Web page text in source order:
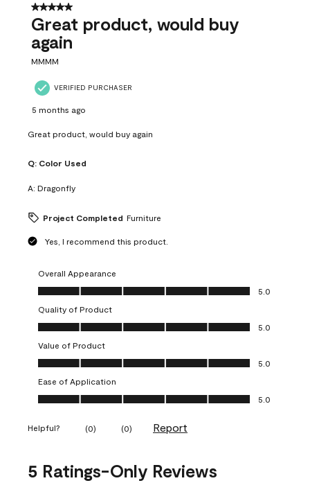
5 out of 5 stars.
Great product, would buy
again
MMMM
VERIFIED PURCHASER
5 months ago
Great product, would buy again
Q: Color Used
A: Dragonfly
Project Completed Furniture
Yes, I recommend this product.
Overall Appearance
Overall Appearance, 5.0 out of 5
5.0
Quality of Product
Quality of Product, 5.0 out of 5
5.0
Value of Product
Value of Product, 5.0 out of 5
5.0
Ease of Application
Ease of Application, 5.0 out of 5
5.0
Helpful? (0) (0) Report
5 Ratings-Only Reviews